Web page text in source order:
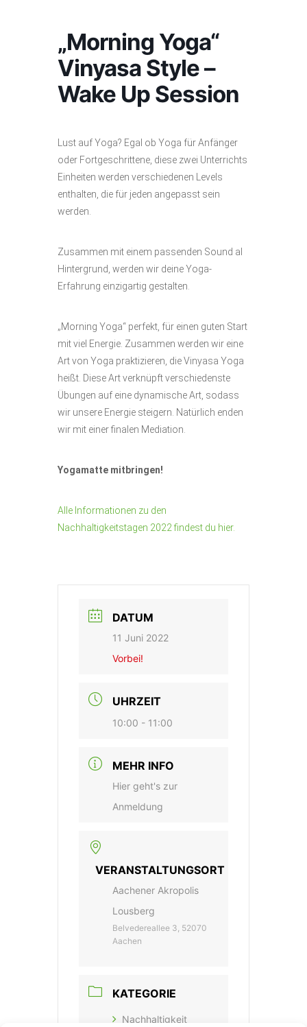
„Morning Yoga“
Vinyasa Style –
Wake Up Session
Lust auf Yoga? Egal ob Yoga für Anfänger
oder Fortgeschrittene, diese zwei Unterrichts
Einheiten werden verschiedenen Levels
enthalten, die für jeden angepasst sein
werden.
Zusammen mit einem passenden Sound al
Hintergrund, werden wir deine Yoga-
Erfahrung einzigartig gestalten.
„Morning Yoga“ perfekt, für einen guten Start
mit viel Energie. Zusammen werden wir eine
Art von Yoga praktizieren, die Vinyasa Yoga
heißt. Diese Art verknüpft verschiedenste
Übungen auf eine dynamische Art, sodass
wir unsere Energie steigern. Natürlich enden
wir mit einer finalen Mediation.
Yogamatte mitbringen!
Alle Informationen zu den
Nachhaltigkeitstagen 2022 findest du hier.
DATUM
11 Juni 2022
Vorbei!
UHRZEIT
10:00 - 11:00
MEHR INFO
Hier geht's zur
Anmeldung
VERANSTALTUNGSORT
Aachener Akropolis
Lousberg
Belvedereallee 3, 52070
Aachen
KATEGORIE
Nachhaltigkeit